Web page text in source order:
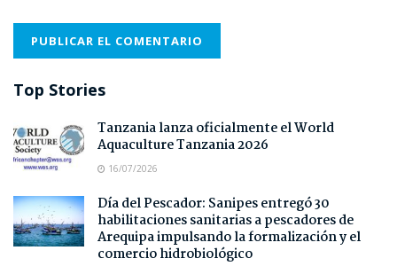
Top Stories
Tanzania lanza oficialmente el World
Aquaculture Tanzania 2026
16/07/2026
Día del Pescador: Sanipes entregó 30
habilitaciones sanitarias a pescadores de
Arequipa impulsando la formalización y el
comercio hidrobiológico